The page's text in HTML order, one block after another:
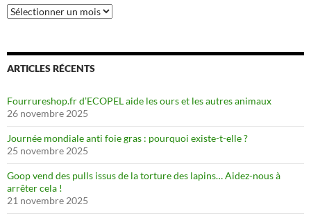
Archives
ARTICLES RÉCENTS
Fourrureshop.fr d’ECOPEL aide les ours et les autres animaux
26 novembre 2025
Journée mondiale anti foie gras : pourquoi existe-t-elle ?
25 novembre 2025
Goop vend des pulls issus de la torture des lapins… Aidez-nous à
arrêter cela !
21 novembre 2025